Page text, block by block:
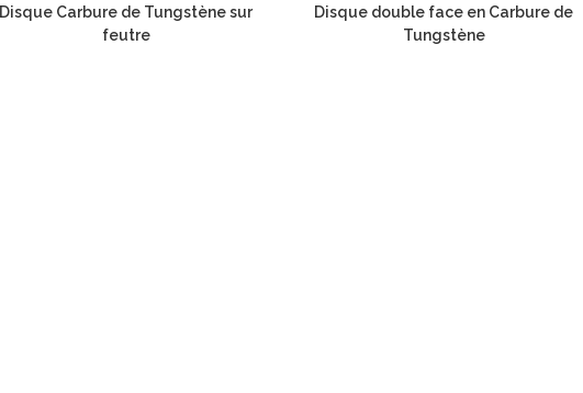
Disque Carbure de Tungstène sur
feutre
Disque double face en Carbure de
Tungstène